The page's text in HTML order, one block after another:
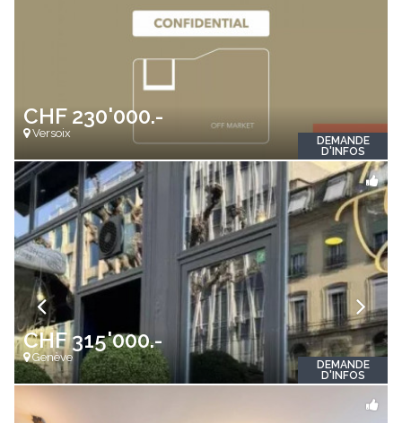
CHF 230'000.-
Versoix
DEMANDE
D'INFOS
CHF 315'000.-
Genève
DEMANDE
D'INFOS